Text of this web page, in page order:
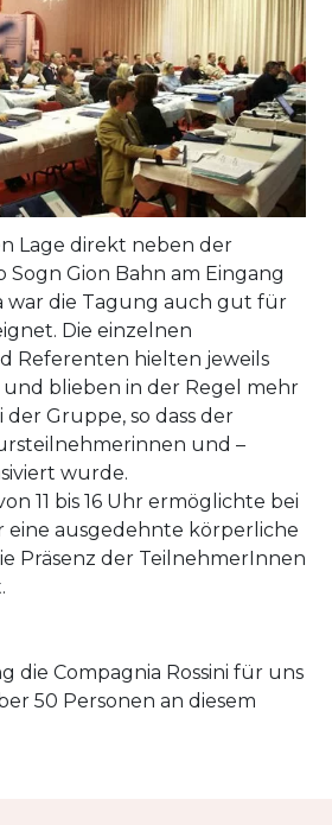
Lage direkt neben der
Sogn Gion Bahn am Eingang
war die Tagung auch gut für
Die einzelnen
Referenten hielten jeweils
blieben in der Regel mehr
Gruppe, so dass der
und –
wurde.
11 bis 16 Uhr ermöglichte bei
eine ausgedehnte körperliche
Präsenz der TeilnehmerInnen
die Compagnia Rossini für uns
50 Personen an diesem